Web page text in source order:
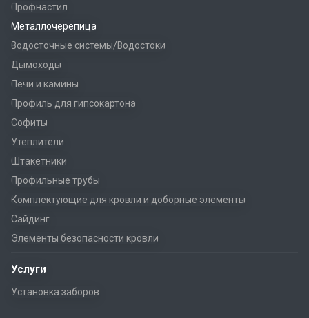
Профнастил
Металлочерепица
Водосточные системы/Водостоки
Дымоходы
Печи и камины
Профиль для гипсокартона
Софиты
Утеплители
Штакетники
Профильные трубы
Комплектующие для кровли и доборные элементы
Сайдинг
Элементы безопасности кровли
Услуги
Установка заборов